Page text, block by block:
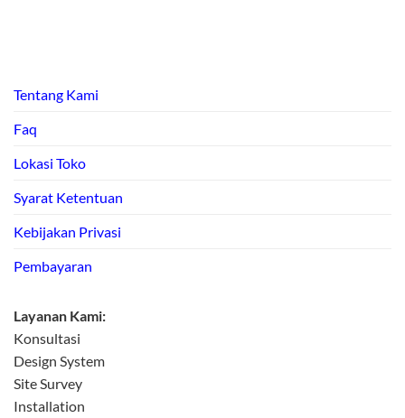
Tentang Kami
Faq
Lokasi Toko
Syarat Ketentuan
Kebijakan Privasi
Pembayaran
Layanan Kami:
Konsultasi
Design System
Site Survey
Installation